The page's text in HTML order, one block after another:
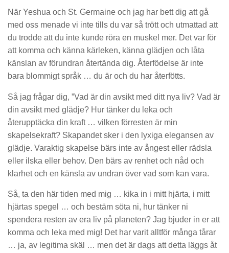
När Yeshua och St. Germaine och jag har bett dig att gå
med oss menade vi inte tills du var så trött och utmattad att
du trodde att du inte kunde röra en muskel mer. Det var för
att komma och känna kärleken, känna glädjen och låta
känslan av förundran återtända dig. Återfödelse är inte
bara blommigt språk … du är och du har återfötts.
Så jag frågar dig, ”Vad är din avsikt med ditt nya liv? Vad är
din avsikt med glädje? Hur tänker du leka och
återupptäcka din kraft … vilken förresten är min
skapelsekraft? Skapandet sker i den lyxiga elegansen av
glädje. Varaktig skapelse bärs inte av ångest eller rädsla
eller ilska eller behov. Den bärs av renhet och nåd och
klarhet och en känsla av undran över vad som kan vara.
Så, ta den här tiden med mig … kika in i mitt hjärta, i mitt
hjärtas spegel … och bestäm söta ni, hur tänker ni
spendera resten av era liv på planeten? Jag bjuder in er att
komma och leka med mig! Det har varit alltför många tårar
… ja, av legitima skäl … men det är dags att detta läggs åt